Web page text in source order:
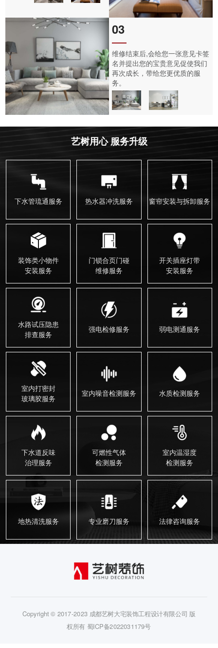
03
维修结束后,会给您一张意见卡签
名并提出您的宝贵意见促使我们
再次成长，带给您更优质的服
务。
艺树用心 服务升级
下水管琉通服务 热水器冲洗服务 窗帘安装与拆卸服务
装饰类小物件
安装服务
门锁合页门碰
维修服务
开关插座灯带
安装服务
水路试压隐患
排查服务
强电检修服务 弱电测通服务
室内打密封
玻璃胶服务
室内噪音检测服务 水质检测服务
下水道反味
治理服务
可燃性气体
检测服务
室内温湿度
检测服务
地热清洗服务 专业磨刀服务 法律咨询服务
Copyright © 2017-2023 成都艺树大宅装饰工程设计有限公司 版
权所有 蜀ICP备2022031179号